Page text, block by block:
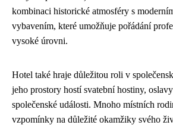
kombinaci historické atmosféry s
vybavením, které umožňuje pořádání
vysoké úrovni.
Hotel také hraje důležitou roli v
jeho prostory hostí svatební hostiny,
společenské události. Mnoho místních
vzpomínky na důležité okamžiky svého